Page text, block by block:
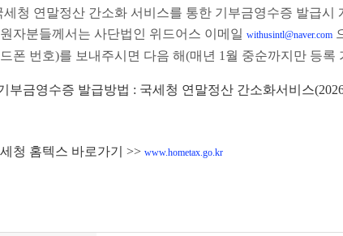
세청 연말정산 간소화 서비스를 통한 기부금영수증 발급시
자분들께서는 사단법인 위드어스 이메일 withusintl@naver.com
폰 번호)를 보내주시면 다음 해(매년 1 월 중순까지만 등록
부금영수증 발급방법 : 국세청 연말정산 간소화서비스
청 홈텍스 바로가기 >> www.hometax.go.kr